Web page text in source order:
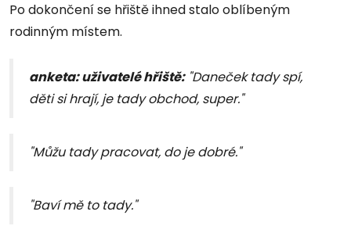
Po dokončení se hřiště ihned stalo oblíbeným
rodinným místem.
anketa: uživatelé hřiště:"Daneček tady spí,
děti si hrají, je tady obchod, super."
"Můžu tady pracovat, do je dobré."
"Baví mě to tady."